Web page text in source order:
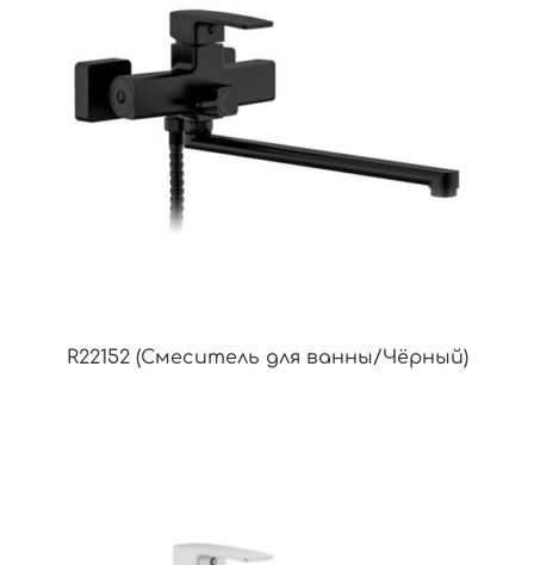
R22152 (Смеситель для ванны/Чёрный)